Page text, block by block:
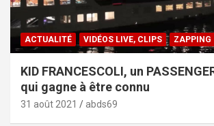
ACTUALITÉ VIDÉOS LIVE, CLIPS ZAPPING
KID FRANCESCOLI, un
qui gagne à être connu
31 août 2021 abds69